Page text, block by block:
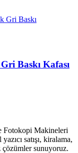
Baskı Kafası
Fotokopi Makineleri
satışı, kiralama,
sunuyoruz.